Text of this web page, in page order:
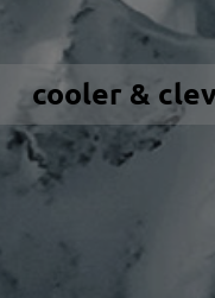
cooler &